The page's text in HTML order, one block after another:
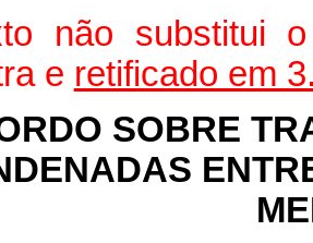
não substitui
e retificado em
SOBRE